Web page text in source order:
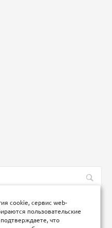
cookie, сервис web-
пользовательские
что